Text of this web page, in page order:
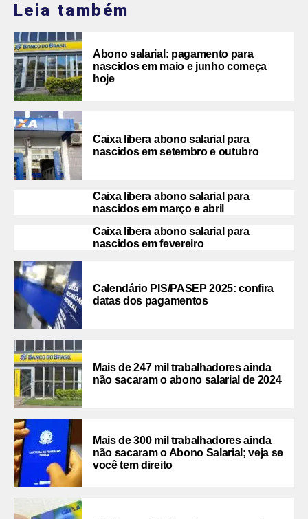
Leia também
Abono salarial: pagamento para
nascidos em maio e junho começa
hoje
Caixa libera abono salarial para
nascidos em setembro e outubro
Caixa libera abono salarial para
nascidos em março e abril
Caixa libera abono salarial para
nascidos em fevereiro
Calendário PIS/PASEP 2025: confira
datas dos pagamentos
Mais de 247 mil trabalhadores ainda
não sacaram o abono salarial de 2024
Mais de 300 mil trabalhadores ainda
não sacaram o Abono Salarial; veja se
você tem direito